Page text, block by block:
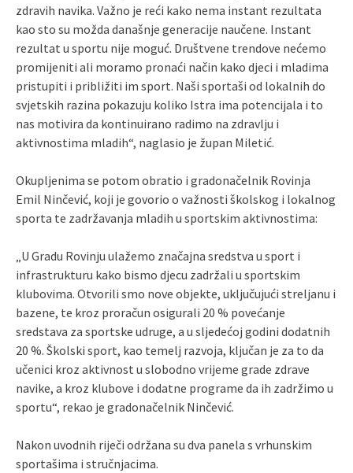
zdravih navika. Važno je reći kako nema instant rezultata
kao sto su možda današnje generacije naučene. Instant
rezultat u sportu nije moguć. Društvene trendove nećemo
promijeniti ali moramo pronaći način kako djeci i mladima
pristupiti i približiti im sport. Naši sportaši od lokalnih do
svjetskih razina pokazuju koliko Istra ima potencijala i to
nas motivira da kontinuirano radimo na zdravlju i
aktivnostima mladih“, naglasio je župan Miletić.
Okupljenima se potom obratio i gradonačelnik Rovinja
Emil Ninčević, koji je govorio o važnosti školskog i lokalnog
sporta te zadržavanja mladih u sportskim aktivnostima:
„U Gradu Rovinju ulažemo značajna sredstva u sport i
infrastrukturu kako bismo djecu zadržali u sportskim
klubovima. Otvorili smo nove objekte, uključujući streljanu i
bazene, te kroz proračun osigurali 20 % povećanje
sredstava za sportske udruge, a u sljedećoj godini dodatnih
20 %. Školski sport, kao temelj razvoja, ključan je za to da
učenici kroz aktivnost u slobodno vrijeme grade zdrave
navike, a kroz klubove i dodatne programe da ih zadržimo u
sportu“, rekao je gradonačelnik Ninčević.
Nakon uvodnih riječi održana su dva panela s vrhunskim
sportašima i stručnjacima.